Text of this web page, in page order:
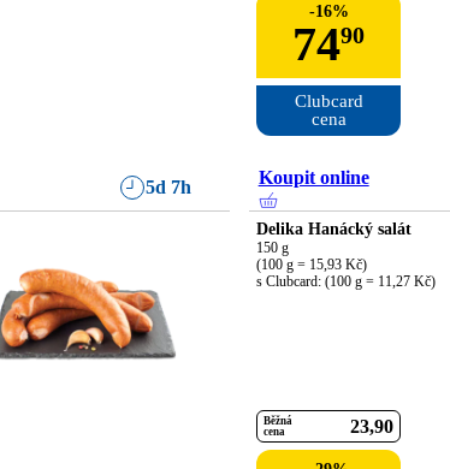
-16%
7490
Clubcard
cena
5d 7h Koupit online
Delika Hanácký salát
150 g
(100 g = 15,93 Kč)
s Clubcard: (100 g = 11,27 Kč)
Běžná
cena
23 90